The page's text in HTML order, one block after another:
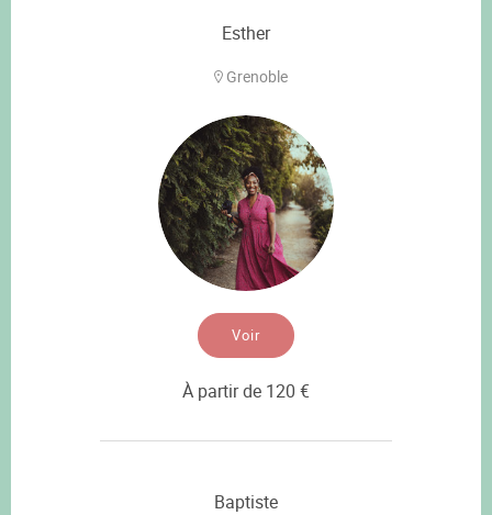
Esther
Grenoble
Voir
À partir de 120 €
Baptiste